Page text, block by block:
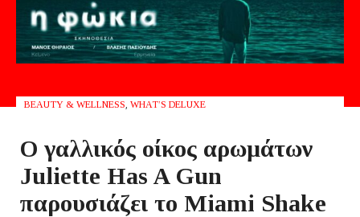
BEAUTY & WELLNESS WHAT’S DELUXE
Ο γαλλικός οίκος αρωμάτων
Juliette Has A Gun
παρουσιάζει το Miami Shake